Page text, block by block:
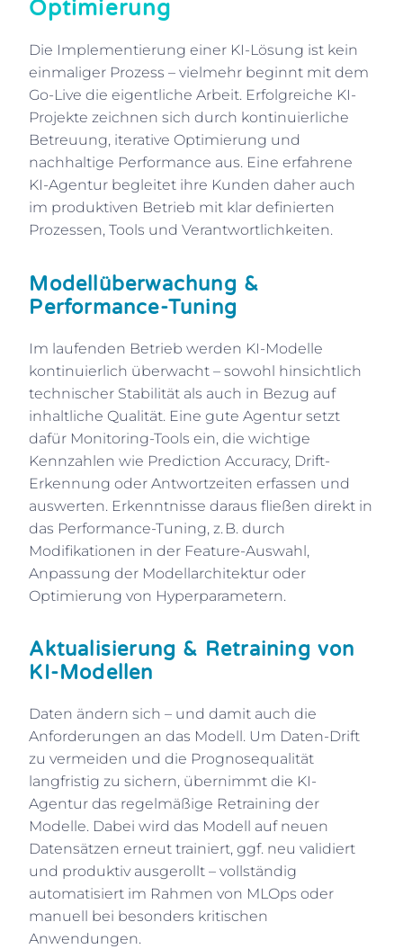
Optimierung
Die Implementierung einer KI-Lösung ist kein
einmaliger Prozess – vielmehr beginnt mit dem
Go-Live die eigentliche Arbeit. Erfolgreiche KI-
Projekte zeichnen sich durch kontinuierliche
Betreuung, iterative Optimierung und
nachhaltige Performance aus. Eine erfahrene
KI-Agentur begleitet ihre Kunden daher auch
im produktiven Betrieb mit klar definierten
Prozessen, Tools und Verantwortlichkeiten.
Modellüberwachung &
Performance-Tuning
Im laufenden Betrieb werden KI-Modelle
kontinuierlich überwacht – sowohl hinsichtlich
technischer Stabilität als auch in Bezug auf
inhaltliche Qualität. Eine gute Agentur setzt
dafür Monitoring-Tools ein, die wichtige
Kennzahlen wie Prediction Accuracy, Drift-
Erkennung oder Antwortzeiten erfassen und
auswerten. Erkenntnisse daraus fließen direkt in
das Performance-Tuning, z. B. durch
Modifikationen in der Feature-Auswahl,
Anpassung der Modellarchitektur oder
Optimierung von Hyperparametern.
Aktualisierung & Retraining von
KI-Modellen
Daten ändern sich – und damit auch die
Anforderungen an das Modell. Um Daten-Drift
zu vermeiden und die Prognosequalität
langfristig zu sichern, übernimmt die KI-
Agentur das regelmäßige Retraining der
Modelle. Dabei wird das Modell auf neuen
Datensätzen erneut trainiert, ggf. neu validiert
und produktiv ausgerollt – vollständig
automatisiert im Rahmen von MLOps oder
manuell bei besonders kritischen
Anwendungen.